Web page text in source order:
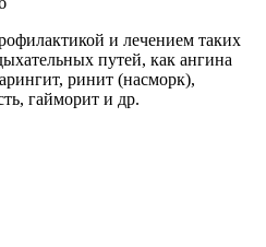
и лечением таких
путей, как ангина
ринит (насморк),
гайморит и др.